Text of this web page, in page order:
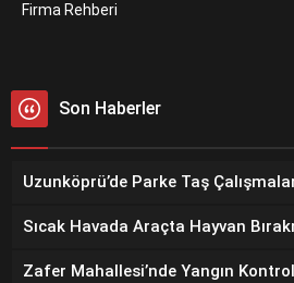
Firma Rehberi
Son Haberler
Uzunköprü’de Parke Taş
Sıcak Havada Araçta Hayvan
Zafer Mahallesi’nde Yangın Kontrol